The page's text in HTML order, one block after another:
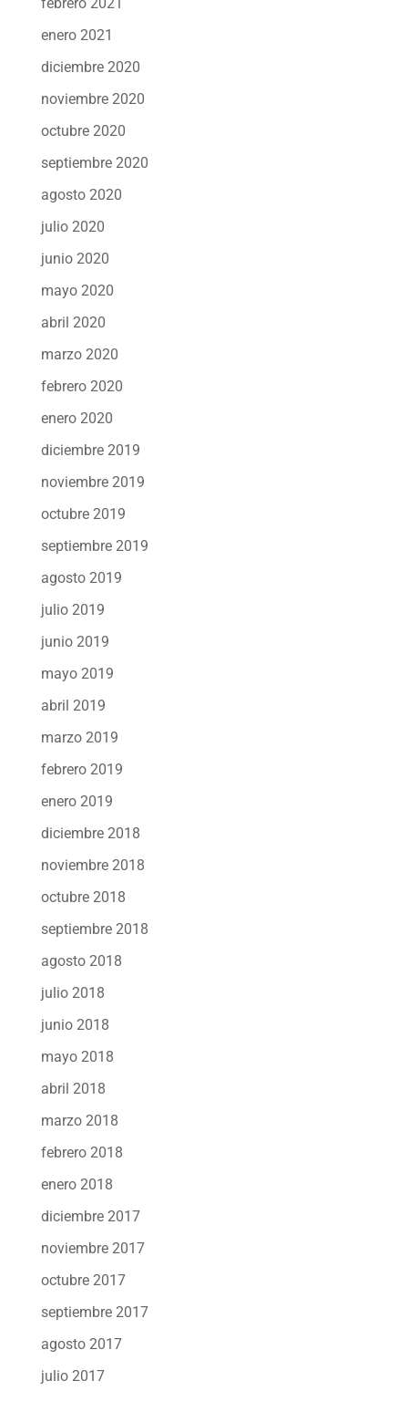
enero 2021
diciembre 2020
noviembre 2020
octubre 2020
septiembre 2020
agosto 2020
julio 2020
junio 2020
mayo 2020
abril 2020
marzo 2020
febrero 2020
enero 2020
diciembre 2019
noviembre 2019
octubre 2019
septiembre 2019
agosto 2019
julio 2019
junio 2019
mayo 2019
abril 2019
marzo 2019
febrero 2019
enero 2019
diciembre 2018
noviembre 2018
octubre 2018
septiembre 2018
agosto 2018
julio 2018
junio 2018
mayo 2018
abril 2018
marzo 2018
febrero 2018
enero 2018
diciembre 2017
noviembre 2017
octubre 2017
septiembre 2017
agosto 2017
julio 2017